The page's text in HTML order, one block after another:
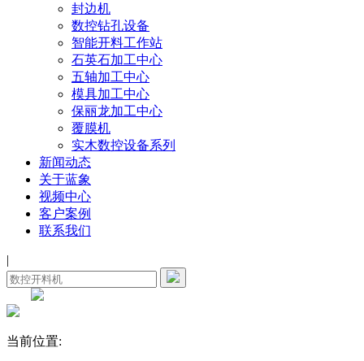
封边机
数控钻孔设备
智能开料工作站
石英石加工中心
五轴加工中心
模具加工中心
保丽龙加工中心
覆膜机
实木数控设备系列
新闻动态
关于蓝象
视频中心
客户案例
联系我们
|
当前位置: